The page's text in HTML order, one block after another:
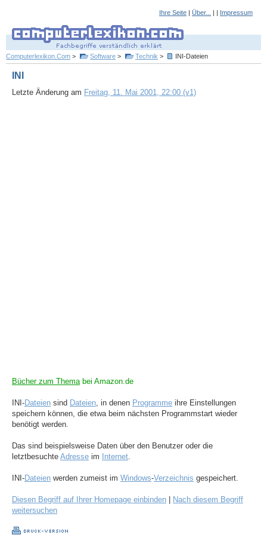
Ihre Seite | Über... | | Impressum
Computerlexikon.Com > Software > Technik > INI-Dateien
INI
Letzte Änderung am Freitag, 11. Mai 2001, 22:00 (v1)
Bücher zum Themabei Amazon.de
INI-Dateien sind Dateien, in denen Programme ihre Einstellungen
speichern können, die etwa beim nächsten Programmstart wieder
benötigt werden.
Das sind beispielsweise Daten über den Benutzer oder die
letztbesuchte Adresse im Internet.
INI-Dateien werden zumeist im Windows-Verzeichnis gespeichert.
Diesen Begriff auf Ihrer Homepage einbinden
Nach diesem Begriff
weitersuchen